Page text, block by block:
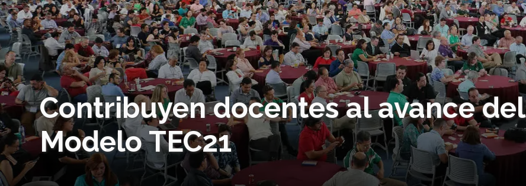
Contribuyen docentes al avance del
Modelo TEC21